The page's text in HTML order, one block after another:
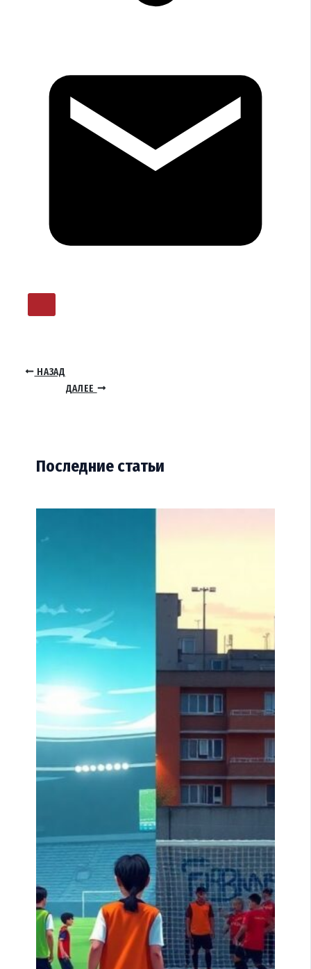
НАЗАД
ДАЛЕЕ
Последние статьи